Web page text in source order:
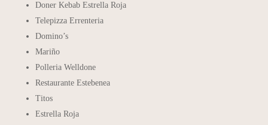
Doner Kebab Estrella Roja
Telepizza Errenteria
Domino’s
Mariño
Polleria Welldone
Restaurante Estebenea
Titos
Estrella Roja